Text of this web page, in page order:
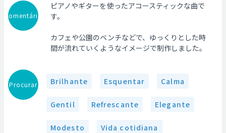
Comentário
ピアノやギターを使ったアコースティックな曲で
す。
カフェや公園のベンチなどで、ゆっくりとした時
間が流れていくようなイメージで制作しました。
Procurar Brilhante Esquentar Calma
Gentil Refrescante Elegante
Modesto Vida cotidiana